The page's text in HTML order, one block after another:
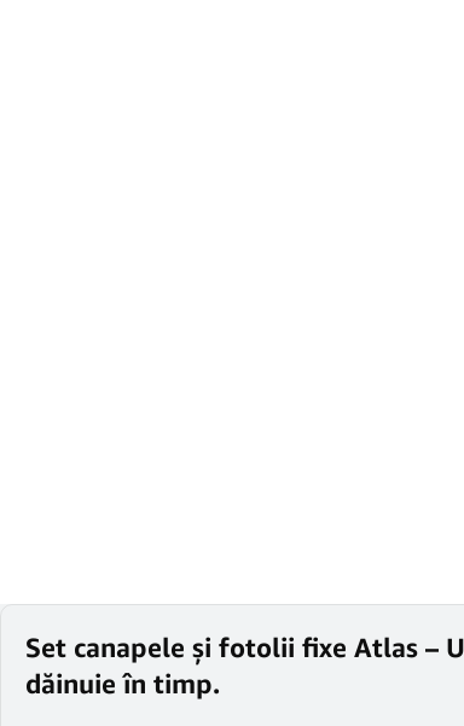
Set canapele și fotolii fixe Atlas –
dăinuie în timp.